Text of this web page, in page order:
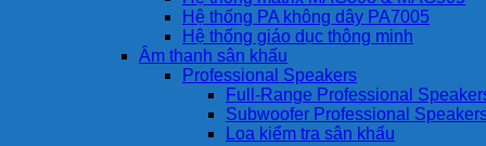
Hệ thống PA không dây PA7005
Hệ thống giáo dục thông minh
Âm thanh sân khấu
Professional Speakers
Full-Range Professional
Subwoofer Professional
Loa kiểm tra sân khấu